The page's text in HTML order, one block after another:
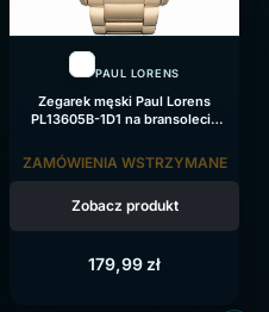
PAUL LORENS
Zegarek męski Paul Lorens
PL13605B-1D1 na bransolecie
179,99 zł
ZAMÓWIENIA WSTRZYMANE
Zobacz produkt